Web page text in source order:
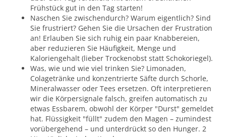
Frühstück gut in den Tag starten!
Naschen Sie zwischendurch? Warum eigentlich? Sind
Sie frustriert? Gehen Sie die Ursachen der Frustration
an! Erlauben Sie sich ruhig ein paar Knabbereien,
aber reduzieren Sie Häufigkeit, Menge und
Kaloriengehalt (lieber Trockenobst statt Schokoriegel).
Was, wie und wie viel trinken Sie? Limonaden,
Colagetränke und konzentrierte Säfte durch Schorle,
Mineralwasser oder Tees ersetzen. Oft interpretieren
wir die Körpersignale falsch, greifen automatisch zu
etwas Essbarem, obwohl der Körper "Durst" gemeldet
hat. Flüssigkeit "füllt" zudem den Magen – zumindest
vorübergehend – und unterdrückt so den Hunger. 2